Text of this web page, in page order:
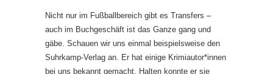
Nicht nur im Fußballbereich gibt es Transfers –
auch im Buchgeschäft ist das Ganze gang und
gäbe. Schauen wir uns einmal beispielsweise den
Suhrkamp-Verlag an. Er hat einige Krimiautor*innen
bei uns bekannt gemacht. Halten konnte er sie